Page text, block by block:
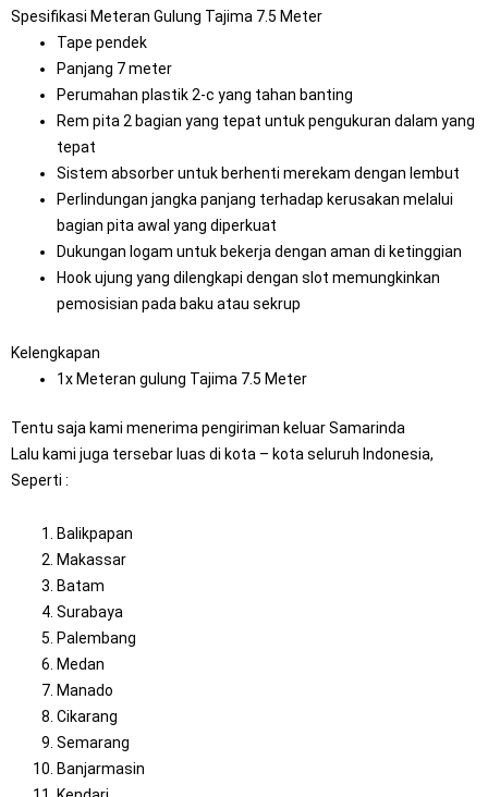
Spesifikasi Meteran Gulung Tajima 7.5 Meter
Tape pendek
Panjang 7 meter
Perumahan plastik 2-c yang tahan banting
Rem pita 2 bagian yang tepat untuk pengukuran dalam yang
tepat
Sistem absorber untuk berhenti merekam dengan lembut
Perlindungan jangka panjang terhadap kerusakan melalui
bagian pita awal yang diperkuat
Dukungan logam untuk bekerja dengan aman di ketinggian
Hook ujung yang dilengkapi dengan slot memungkinkan
pemosisian pada baku atau sekrup
Kelengkapan
1x Meteran gulung Tajima 7.5 Meter
Tentu saja kami menerima pengiriman keluar Samarinda
Lalu kami juga tersebar luas di kota – kota seluruh Indonesia,
Seperti :
Balikpapan
Makassar
Batam
Surabaya
Palembang
Medan
Manado
Cikarang
Semarang
Banjarmasin